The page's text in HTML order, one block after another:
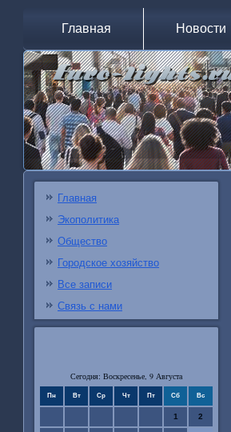
Главная Новости
Главная
Экополитика
Общество
Городское хозяйство
Все записи
Связь с нами
Сегодня: Воскресенье, 9 Августа
Пн Вт Ср Чт Пт Сб Вс
1 2